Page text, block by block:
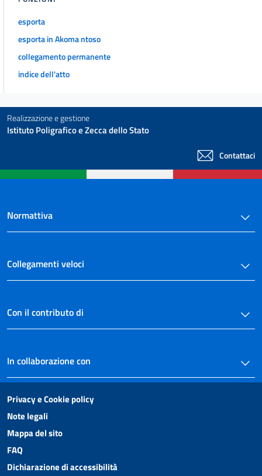
esporta
esporta in Akoma ntoso
collegamento permanente
indice dell'atto
Realizzazione e gestione
Istituto Poligrafico e Zecca dello Stato
Contattaci
Normattiva
Collegamenti veloci
Con il contributo di
In collaborazione con
Privacy e Cookie policy
Note legali
Mappa del sito
FAQ
Dichiarazione di accessibilità